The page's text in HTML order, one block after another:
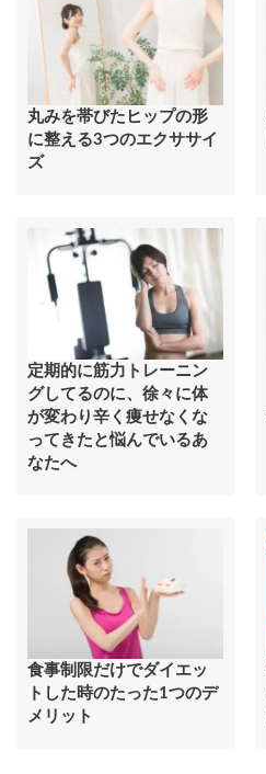
丸みを帯びたヒップの形
に整える3つのエクササイ
ズ
定期的に筋力トレーニン
グしてるのに、徐々に体
が変わり辛く痩せなくな
ってきたと悩んでいるあ
なたへ
食事制限だけでダイエッ
トした時のたった1つのデ
メリット